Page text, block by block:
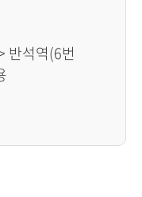
반석역(6번